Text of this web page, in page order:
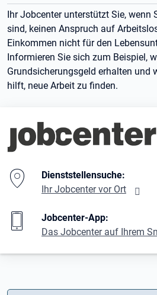
Ihr Jobcenter unterstützt Sie, wenn
sind, keinen Anspruch auf
Einkommen nicht für den
Informieren Sie sich zum Beispiel,
Grundsicherungsgeld erhalten und
hilft, neue Arbeit zu finden.
Branding-Bereich
Dienststellensuche:
Ihr Jobcenter vor Ort
Jobcenter-App:
Das Jobcenter auf Ihrem